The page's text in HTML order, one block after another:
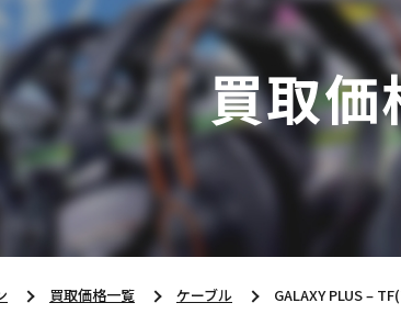
買取価
買取価格一覧 ケーブル GALAXY PLUS –